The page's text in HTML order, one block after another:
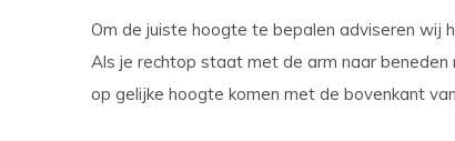
Om de juiste hoogte te bepalen adviseren wij
Als je rechtop staat met de arm naar
op gelijke hoogte komen met de bovenkant